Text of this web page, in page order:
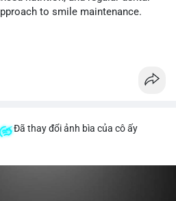
và chờ xu hướng rõ ràng trước
to smile maintenance.
Đã thay đổi ảnh bìa của cô ấy